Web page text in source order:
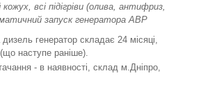
всі підігріви (олива, антифриз,
запуск генератора АВР
дизель генератор складає 24 місяці,
наступе раніше).
- в наявності, склад м.Дніпро,